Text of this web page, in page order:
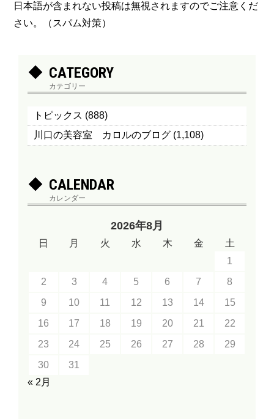
日本語が含まれない投稿は無視されますのでご注意くだ
さい。（スパム対策）
CATEGORY
カテゴリー
トピックス (888)
川口の美容室 カロルのブログ (1,108)
CALENDAR
カレンダー
2026年8月
日 月 火 水 木 金
土
1
2
3 4 5 6 7
8
9
10 11 12 13 14
15
16
17 18 19 20 21
22
23
24 25 26 27 28
29
30
31
« 2月